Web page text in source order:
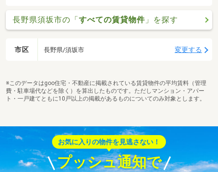
長野県須坂市の「すべての賃貸物件 」を探す
市区 長野県/須坂市 変更する
※このデータはgoo住宅・不動産に掲載されている賃貸物件の平均賃料（管理
費・駐車場代などを除く）を算出したものです。ただしマンション・アパー
ト・一戸建てともに10戸以上の掲載があるものについてのみ対象とします。
お気に入りの物件を見逃さない！
プッシュ通知で